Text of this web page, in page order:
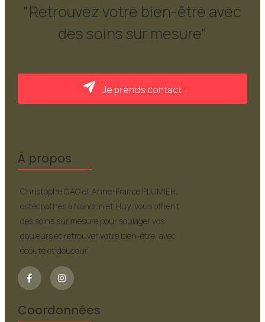
"Retrouvez votre bien-être avec
des soins sur mesure"
Je prends contact
À propos
Christophe CAO et Anne-France PLUMIER,
ostéopathes à Nandrin et Huy, vous offrent
des soins sur mesure pour soulager vos
douleurs et retrouver votre bien-être, avec
écoute et douceur.
Coordonnées